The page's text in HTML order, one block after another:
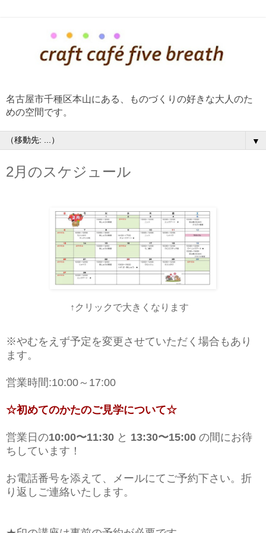
名古屋市千種区本山にある、ものづくりの好きな大人のた
めの空間です。
▼
2月のスケジュール
↑クリックで大きくなります
※やむをえず予定を変更させていただく場合もあり
ます。
営業時間:10:00～17:00
☆初めてのかたのご見学について☆
営業日の10:00〜11:30 と 13:30〜15:00 の間にお待
ちしています！
お電話番号を添えて、メールにてご予約下さい。折
り返しご連絡いたします。